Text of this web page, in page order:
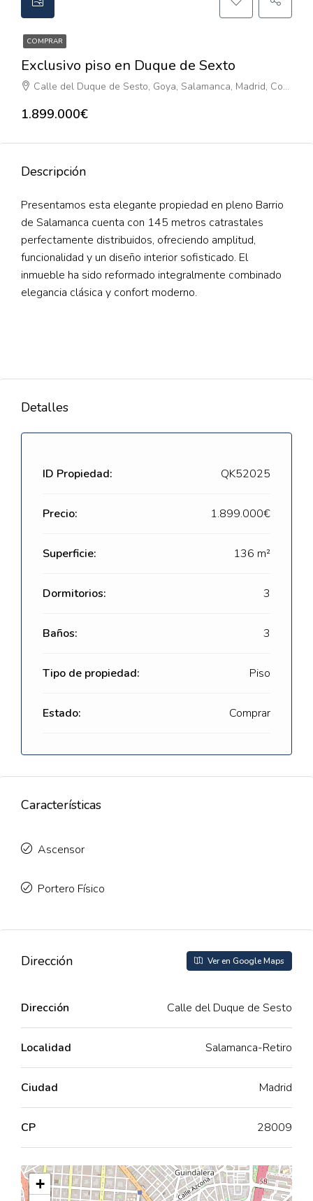
COMPRAR
Exclusivo piso en Duque de Sexto
Calle del Duque de Sesto, Goya, Salamanca, Madrid, Comunidad de Madrid, 28009, España
1.899.000€
Descripción
Presentamos esta elegante propiedad en pleno Barrio
de Salamanca cuenta con 145 metros catrastales
perfectamente distribuidos, ofreciendo amplitud,
funcionalidad y un diseño interior sofisticado. El
inmueble ha sido reformado integralmente combinado
elegancia clásica y confort moderno.
Detalles
ID Propiedad: QK52025
Precio: 1.899.000€
Superficie: 136 m²
Dormitorios: 3
Baños: 3
Tipo de propiedad: Piso
Estado: Comprar
Características
Ascensor
Portero Físico
Dirección Ver en Google Maps
Dirección Calle del Duque de Sesto
Localidad Salamanca-Retiro
Ciudad Madrid
CP 28009
+